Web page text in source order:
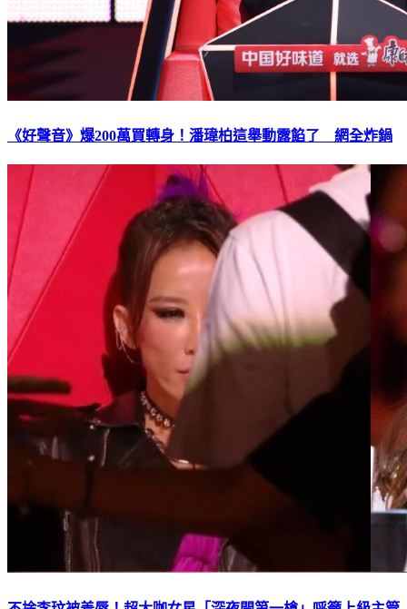
《好聲音》爆200萬買轉身！潘瑋柏這舉動露餡了 網全炸鍋